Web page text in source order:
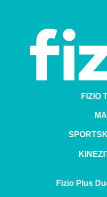
FIZIO
Fizio Plus